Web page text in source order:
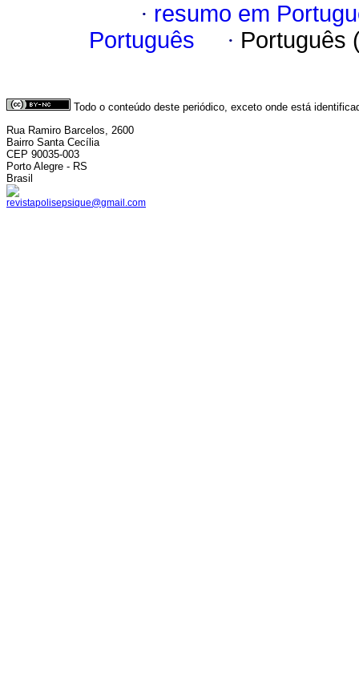
· resumo em
Português
· Português
Todo o conteúdo deste periódico, exceto onde está
Rua Ramiro Barcelos, 2600
Bairro Santa Cecília
CEP 90035-003
Porto Alegre - RS
Brasil
revistapolisepsique@gmail.com